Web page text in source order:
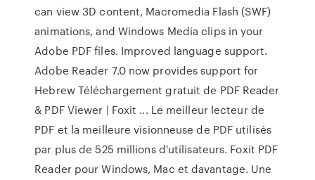
can view 3D content, Macromedia Flash (SWF)
animations, and Windows Media clips in your
Adobe PDF files. Improved language support.
Adobe Reader 7.0 now provides support for
Hebrew Téléchargement gratuit de PDF Reader
& PDF Viewer | Foxit ... Le meilleur lecteur de
PDF et la meilleure visionneuse de PDF utilisés
par plus de 525 millions d'utilisateurs. Foxit PDF
Reader pour Windows, Mac et davantage. Une